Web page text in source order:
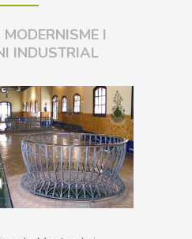
I
INDUSTRIAL